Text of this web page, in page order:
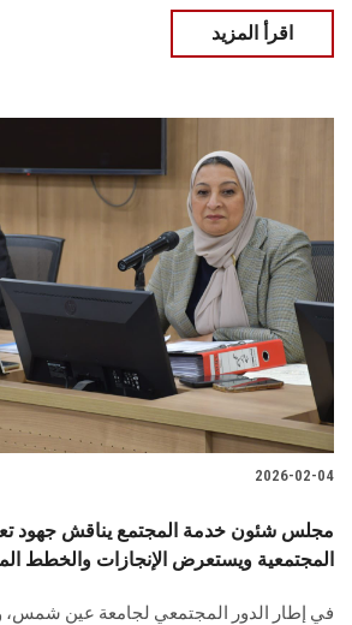
اقرأ المزيد
2026-02-04
مجلس شئون خدمة المجتمع يناقش جهود
المجتمعية ويستعرض الإنجازات والخطط
في إطار الدور المجتمعي لجامعة عين شمس،